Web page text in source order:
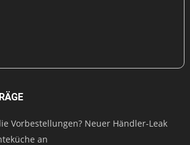
Vorbestellungen? Neuer Händler-Leak
an